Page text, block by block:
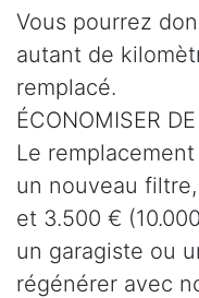
Vous pourrez
autant de
remplacé.
ÉCONOMISER DE
Le
un nouveau
et 3.500 €
un garagiste ou
régénérer avec